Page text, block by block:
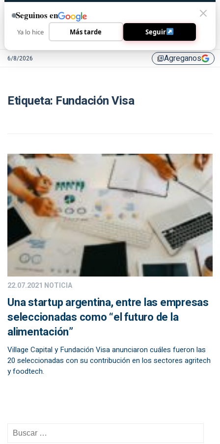
6/8/2026 library_addAgreganos
Etiqueta: Fundación Visa
22.07.2021 NOTICIA
Una startup argentina, entre las empresas
seleccionadas como “el futuro de la
alimentación”
Village Capital y Fundación Visa anunciaron cuáles fueron las
20 seleccionadas con su contribución en los sectores agritech
y foodtech.
Seguinos en
Ya lo hice Más tarde Seguir